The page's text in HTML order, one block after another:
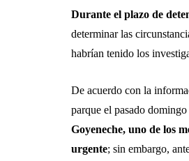
Durante el plazo de
determinar las
habrían tenido los
De acuerdo con la
parque el pasado
Goyeneche, uno de los
urgente; sin embargo,